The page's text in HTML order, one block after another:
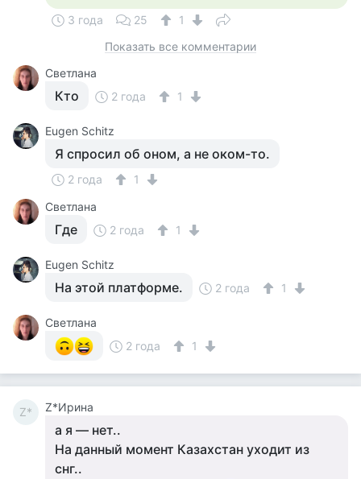
3 года 25
1
Показать все комментарии
Светлана
Кто 2 года 1
Eugen Schitz
Я спросил об оном, а не оком-то.
2 года
1
Светлана
Где 2 года 1
Eugen Schitz
На этой платформе. 2 года 1
Светлана
2 года
1
Z* Z*Ирина
а я — нет..
На данный момент Казахстан уходит из
снг..